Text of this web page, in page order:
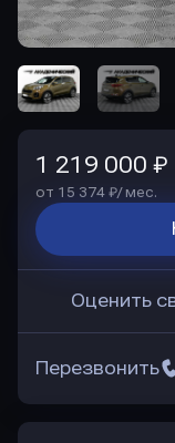
1 219 000 ₽
от 15 374 ₽/ мес.
Оценить
Перезвонить